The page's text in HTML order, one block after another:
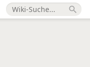
search